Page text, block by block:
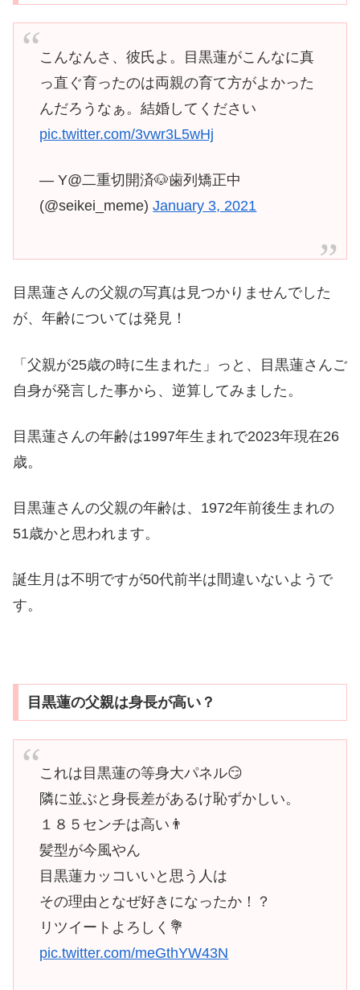
こんなんさ、彼氏よ。目黒蓮がこんなに真
っ直ぐ育ったのは両親の育て方がよかった
んだろうなぁ。結婚してください
pic.twitter.com/3vwr3L5wHj
— Y@二重切開済🐶歯列矯正中
(@seikei_meme)January 3, 2021
目黒蓮さんの父親の写真は見つかりませんでした
が、年齢については発見！
「父親が25歳の時に生まれた」っと、目黒蓮さんご
自身が発言した事から、逆算してみました。
目黒蓮さんの年齢は1997年生まれで2023年現在26
歳。
目黒蓮さんの父親の年齢は、1972年前後生まれの
51歳かと思われます。
誕生月は不明ですが50代前半は間違いないようで
す。
目黒蓮の父親は身長が高い？
これは目黒蓮の等身大パネル😏
隣に並ぶと身長差があるけ恥ずかしい。
１８５センチは高い👨
髪型が今風やん
目黒蓮カッコいいと思う人は
その理由となぜ好きになったか！？
リツイートよろしく💐
pic.twitter.com/meGthYW43N